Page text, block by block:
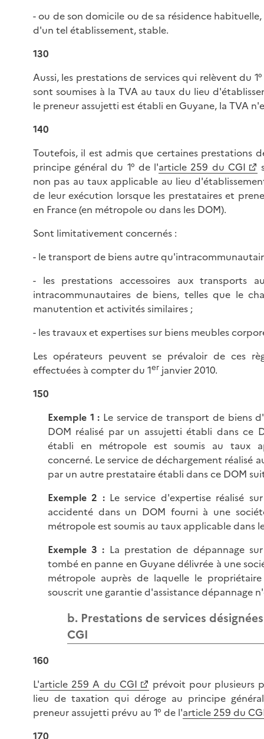
- ou de son domicile ou de sa résidence
d'un tel établissement, stable.
130
Aussi, les prestations de services qui relèvent du
sont soumises à la TVA au taux du lieu
le preneur assujetti est établi en Guyane, la TVA
140
Toutefois, il est admis que certaines prestations
principe général du 1° de l'article 259 du CGI
non pas au taux applicable au lieu
de leur exécution lorsque les prestataires et
en France (en métropole ou dans les DOM).
Sont limitativement concernés :
- le transport de biens autre
- les prestations accessoires aux transports
intracommunautaires de biens, telles que le
manutention et activités similaires ;
- les travaux et expertises sur biens meubles
Les opérateurs peuvent se prévaloir de ces
effectuées à compter du 1er janvier 2010.
150
Exemple 1 : Le service de transport de biens
DOM réalisé par un assujetti établi dans ce
établi en métropole est soumis au taux
concerné. Le service de déchargement réalisé
par un autre prestataire établi dans ce DOM
Exemple 2 :Le service d'expertise réalisé
accidenté dans un DOM fourni à une
métropole est soumis au taux applicable dans
Exemple 3 : La prestation de dépannage
tombé en panne en Guyane délivrée à une
métropole auprès de laquelle le
souscrit une garantie d'assistance dépannage
b. Prestations de services
CGI
160
L'article 259 A du CGI
prévoit pour plusieurs
lieu de taxation qui déroge au principe
preneur assujetti prévu au 1° de l'article 259 du
170